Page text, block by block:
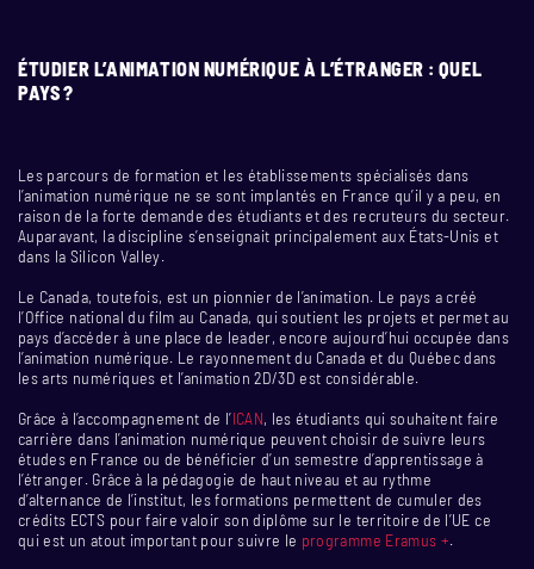
ÉTUDIER L’ANIMATION NUMÉRIQUE À L’ÉTRANGER : QUEL
PAYS ?
Les parcours de formation et les établissements spécialisés dans
l’animation numérique ne se sont implantés en France qu’il y a peu, en
raison de la forte demande des étudiants et des recruteurs du secteur.
Auparavant, la discipline s’enseignait principalement aux États-Unis et
dans la Silicon Valley.
Le Canada, toutefois, est un pionnier de l’animation. Le pays a créé
l’Office national du film au Canada, qui soutient les projets et permet au
pays d’accéder à une place de leader, encore aujourd’hui occupée dans
l’animation numérique. Le rayonnement du Canada et du Québec dans
les arts numériques et l’animation 2D/3D est considérable.
Grâce à l’accompagnement de l’ICAN, les étudiants qui souhaitent faire
carrière dans l’animation numérique peuvent choisir de suivre leurs
études en France ou de bénéficier d’un semestre d’apprentissage à
l’étranger. Grâce à la pédagogie de haut niveau et au rythme
d’alternance de l’institut, les formations permettent de cumuler des
crédits ECTS pour faire valoir son diplôme sur le territoire de l’UE ce
qui est un atout important pour suivre le programme Eramus +.